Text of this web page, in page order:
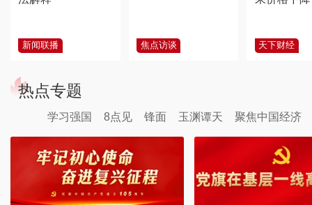
新闻联播 焦点访谈 天下财经
热点专题
学习强国 8点见 锋面 玉渊谭天 聚焦中国经济